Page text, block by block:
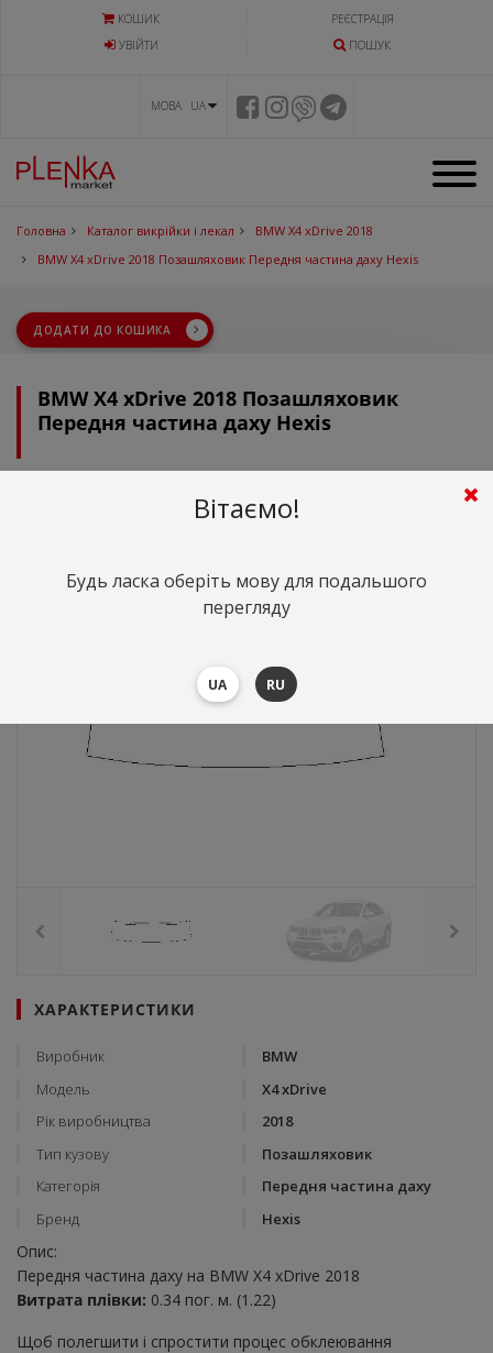
КОШИК
РЕЄСТРАЦІЯ
УВIЙТИ
ПОШУК
МОВА UA
Головна Каталог викрійки і лекал
BMW X4 xDrive 2018
BMW X4 xDrive 2018 Позашляховик Передня частина даху Hexis
ДОДАТИ ДО КОШИКА
BMW X4 xDrive 2018 Позашляховик
Передня частина даху Hexis
грн. ($24.48)
ХАРАКТЕРИСТИКИ
Виробник
BMW
Модель
X4 xDrive
Рік виробництва
2018
Тип кузову
Позашляховик
Категорія
Передня частина даху
Бренд
Hexis
Опис:
Передня частина даху на BMW X4 xDrive 2018
Витрата плівки: 0.34 пог. м. (1.22)
Щоб полегшити і спростити процес обклеювання
Вітаємо!
Будь ласка оберіть мову для подальшого
перегляду
UA RU